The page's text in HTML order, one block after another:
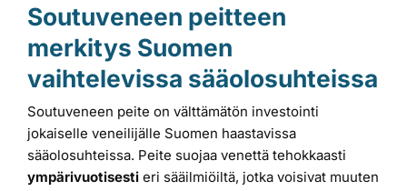
Soutuveneen peitteen
merkitys Suomen
vaihtelevissa sääolosuhteissa
Soutuveneen peite on välttämätön investointi
jokaiselle veneilijälle Suomen haastavissa
sääolosuhteissa. Peite suojaa venettä tehokkaasti
ympärivuotisesti eri sääilmiöiltä, jotka voisivat muuten